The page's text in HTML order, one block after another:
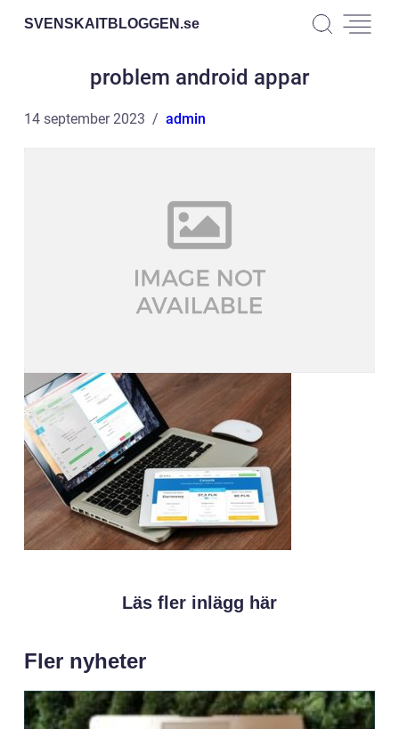
SVENSKAITBLOGGEN.se
problem android appar
14 september 2023 admin
Läs fler inlägg här
Fler nyheter